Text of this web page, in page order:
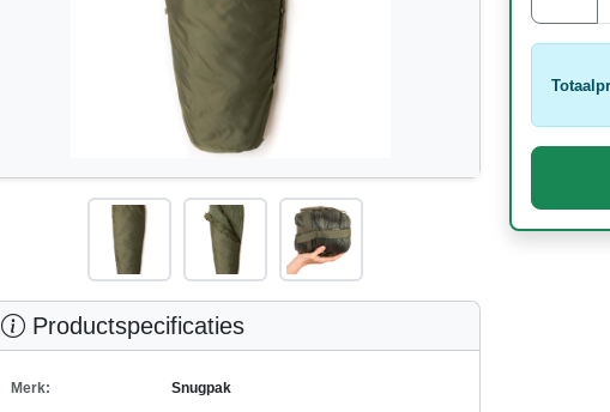
Productspecificaties
Merk: Snugpak